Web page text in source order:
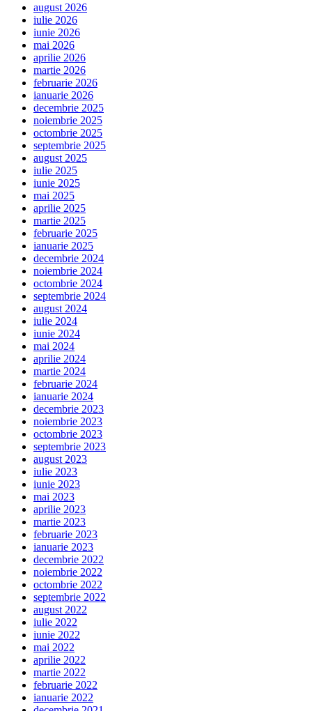
august 2026
iulie 2026
iunie 2026
mai 2026
aprilie 2026
martie 2026
februarie 2026
ianuarie 2026
decembrie 2025
noiembrie 2025
octombrie 2025
septembrie 2025
august 2025
iulie 2025
iunie 2025
mai 2025
aprilie 2025
martie 2025
februarie 2025
ianuarie 2025
decembrie 2024
noiembrie 2024
octombrie 2024
septembrie 2024
august 2024
iulie 2024
iunie 2024
mai 2024
aprilie 2024
martie 2024
februarie 2024
ianuarie 2024
decembrie 2023
noiembrie 2023
octombrie 2023
septembrie 2023
august 2023
iulie 2023
iunie 2023
mai 2023
aprilie 2023
martie 2023
februarie 2023
ianuarie 2023
decembrie 2022
noiembrie 2022
octombrie 2022
septembrie 2022
august 2022
iulie 2022
iunie 2022
mai 2022
aprilie 2022
martie 2022
februarie 2022
ianuarie 2022